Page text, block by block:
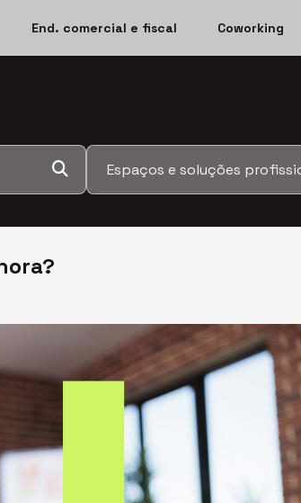
End. comercial e fiscal Coworking